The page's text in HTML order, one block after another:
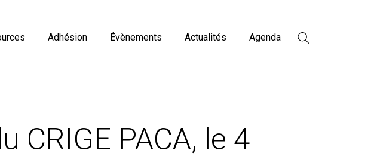
Adhésion Évènements Actualités Agenda
CRIGE PACA, le 4